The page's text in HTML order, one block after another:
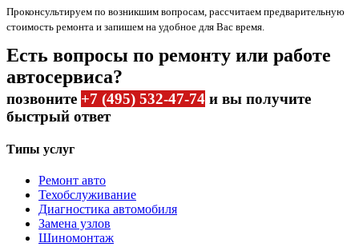
Проконсультируем по возникшим вопросам, рассчитаем предварительную
стоимость ремонта и запишем на удобное для Вас время.
Есть вопросы по ремонту или работе
автосервиса?
позвоните +7 (495) 532-47-74 и вы получите
быстрый ответ
Типы услуг
Ремонт авто
Техобслуживание
Диагностика автомобиля
Замена узлов
Шиномонтаж